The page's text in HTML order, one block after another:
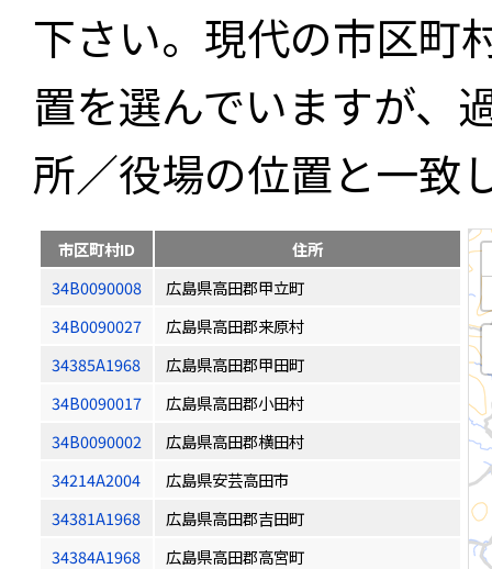
下さい。現代の市区町
置を選んでいますが、
所／役場の位置と一致
市区町村ID
住所
34B0090008
広島県高田郡甲立町
34B0090027
広島県高田郡来原村
34385A1968
広島県高田郡甲田町
34B0090017
広島県高田郡小田村
34B0090002
広島県高田郡横田村
34214A2004
広島県安芸高田市
34381A1968
広島県高田郡吉田町
34384A1968
広島県高田郡高宮町